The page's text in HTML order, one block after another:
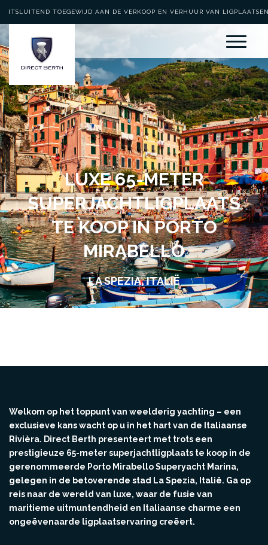
UITSLUITEND TOEGEWIJD AAN DE VERKOOP EN VERHUUR VAN
LUXE 65-METER
SUPERJACHTLIGPLAATS
TE KOOP IN PORTO
MIRABELLO
LA SPEZIA, ITALIË
Welkom op het toppunt van weelderig yachting – een
exclusieve kans wacht op u in het hart van de Italiaanse
Rivièra. Direct Berth presenteert met trots een
prestigieuze 65-meter superjachtligplaats te koop in de
gerenommeerde Porto Mirabello Superyacht Marina,
gelegen in de betoverende stad La Spezia, Italië. Ga op
reis naar de wereld van luxe, waar de fusie van
maritieme uitmuntendheid en Italiaanse charme een
ongeëvenaarde ligplaatservaring creëert.